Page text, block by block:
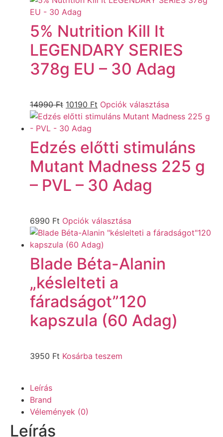
5% Nutrition Kill It
LEGENDARY SERIES
378g EU – 30 Adag
14990Ft 10190 Ft Opciók választása
Edzés előtti stimuláns
Mutant Madness 225 g
– PVL – 30 Adag
6990 Ft Opciók választása
Blade Béta-Alanin
„késlelteti a
fáradságot”120
kapszula (60 Adag)
3950 Ft Kosárba teszem
Leírás
Brand
Vélemények (0)
Leírás